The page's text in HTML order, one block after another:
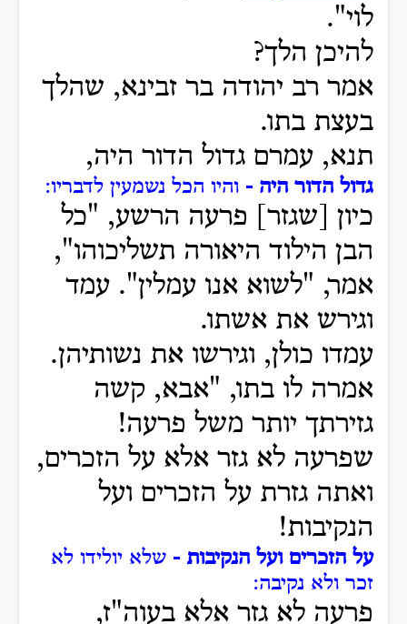
לוי".
להיכן הלך?
אמר רב יהודה בר זבינא, שהלך
בעצת בתו.
תנא, עמרם גדול הדור היה,
גדול הדור היה - והיו הכל נשמעין לדבריו:
כיון [שגזר] פרעה הרשע, "כל
הבן הילוד היאורה תשליכוהו",
אמר, "לשוא אנו עמלין". עמד
וגירש את אשתו.
עמדו כולן, וגירשו את נשותיהן.
אמרה לו בתו, "אבא, קשה
גזירתך יותר משל פרעה!
שפרעה לא גזר אלא על הזכרים,
ואתה גזרת על הזכרים ועל
הנקיבות!
על הזכרים ועל הנקיבות - שלא יולידו לא
זכר ולא נקיבה:
פרעה לא גזר אלא בעוה"ז,